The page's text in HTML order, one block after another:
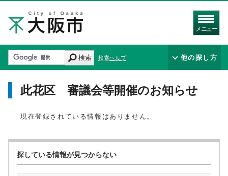
メニュー
検索 検索ヘルプ 他の探し方
此花区 審議会等開催のお知らせ
現在登録されている情報はありません。
探している情報が見つからない